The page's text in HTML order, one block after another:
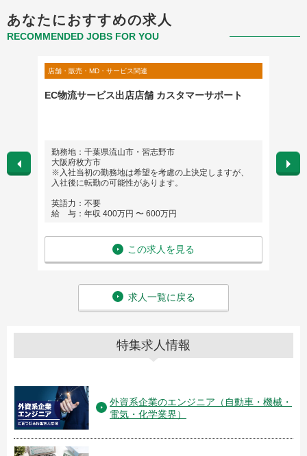
あなたにおすすめの求人
RECOMMENDED JOBS FOR YOU
店舗・販売・MD・サービス関連
EC物流サービス出店店舗 カスタマーサポート
勤務地：千葉県流山市・習志野市
大阪府枚方市
※入社当初の勤務地は希望を考慮の上決定しますが、
入社後に転勤の可能性があります。
英語力：不要
給 与：年収 400万円 〜 600万円
この求人を見る
勤務
英語
給
求人一覧に戻る
特集求人情報
外資系企業のエンジニア（自動車・機械・
電気・化学業界）